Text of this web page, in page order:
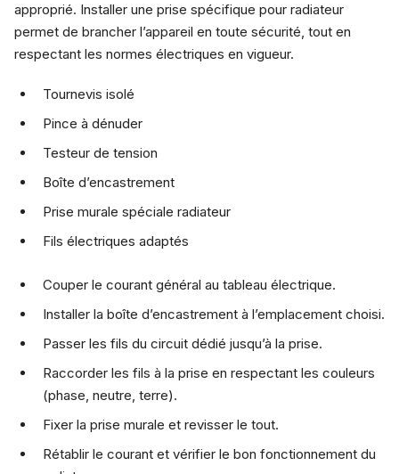
approprié. Installer une prise spécifique pour radiateur
permet de brancher l’appareil en toute sécurité, tout en
respectant les normes électriques en vigueur.
Tournevis isolé
Pince à dénuder
Testeur de tension
Boîte d’encastrement
Prise murale spéciale radiateur
Fils électriques adaptés
Couper le courant général au tableau électrique.
Installer la boîte d’encastrement à l’emplacement choisi.
Passer les fils du circuit dédié jusqu’à la prise.
Raccorder les fils à la prise en respectant les couleurs
(phase, neutre, terre).
Fixer la prise murale et revisser le tout.
Rétablir le courant et vérifier le bon fonctionnement du